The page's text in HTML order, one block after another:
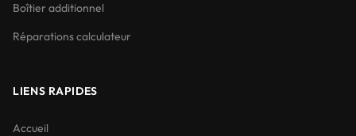
Boîtier additionnel
Réparations calculateur
LIENS RAPIDES
Accueil